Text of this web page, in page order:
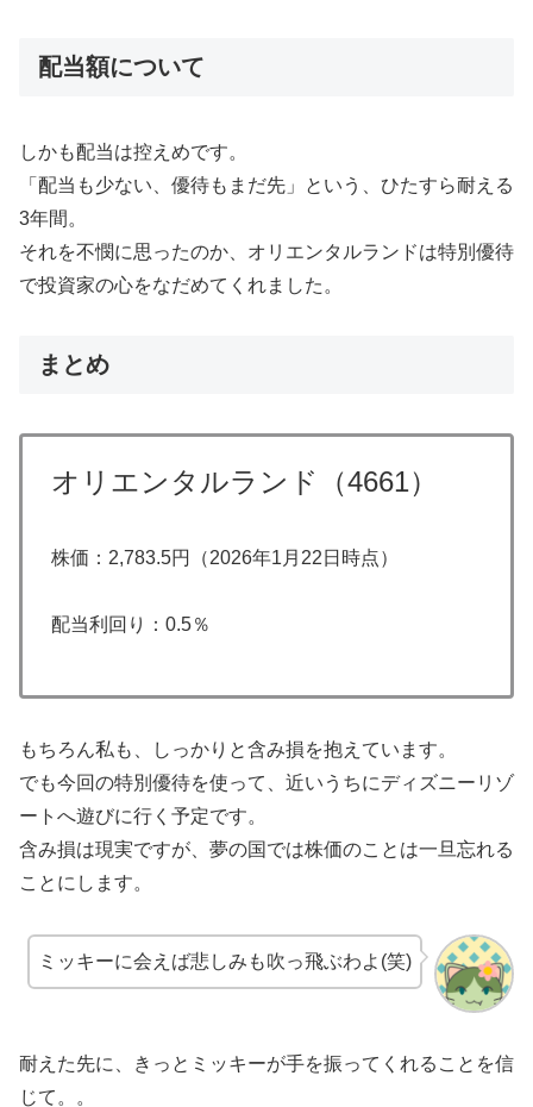
配当額について
しかも配当は控えめです。
「配当も少ない、優待もまだ先」という、ひたすら耐える
3年間。
それを不憫に思ったのか、オリエンタルランドは特別優待
で投資家の心をなだめてくれました。
まとめ
オリエンタルランド（4661）
株価：2,783.5円（2026年1月22日時点）
配当利回り：0.5％
もちろん私も、しっかりと含み損を抱えています。
でも今回の特別優待を使って、近いうちにディズニーリゾ
ートへ遊びに行く予定です。
含み損は現実ですが、夢の国では株価のことは一旦忘れる
ことにします。
ミッキーに会えば悲しみも吹っ飛ぶわよ(笑)
耐えた先に、きっとミッキーが手を振ってくれることを信
じて。。